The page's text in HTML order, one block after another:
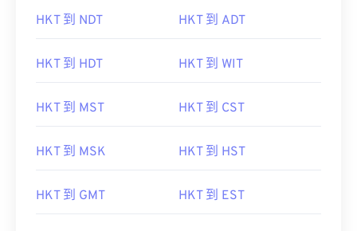
HKT 到 NDT HKT 到 ADT
HKT 到 HDT HKT 到 WIT
HKT 到 MST HKT 到 CST
HKT 到 MSK HKT 到 HST
HKT 到 GMT HKT 到 EST